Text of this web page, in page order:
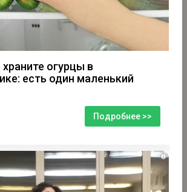
огурцы в
есть один маленький
Подробнее >>
i